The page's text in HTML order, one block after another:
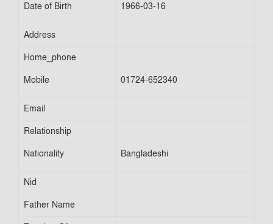
Date of Birth
1966-03-16
Address
Home_phone
Mobile
01724-652340
Email
Relationship
Nationality
Bangladeshi
Nid
Father Name